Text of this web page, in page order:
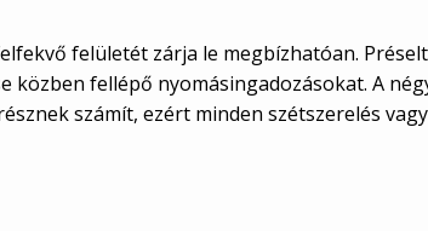
felületét zárja le megbízhatóan.
közben fellépő nyomásingadozásokat. A
számít, ezért minden szétszerelés